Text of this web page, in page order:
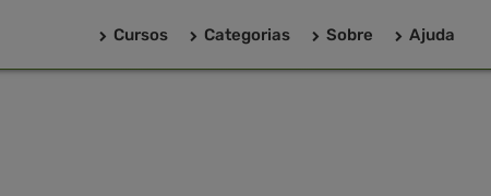
Cursos Categorias Sobre Ajuda